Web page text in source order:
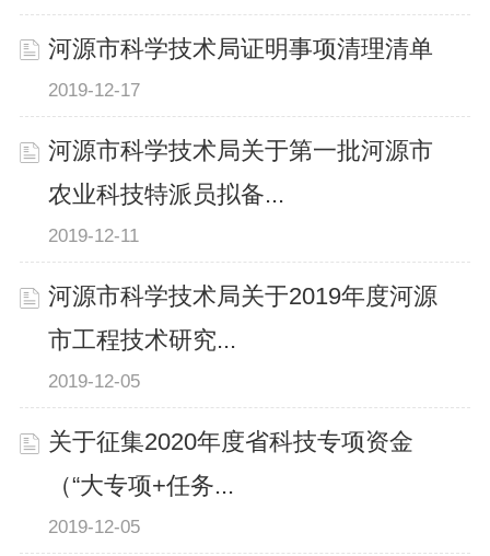
河源市科学技术局证明事项清理清单
2019-12-17
河源市科学技术局关于第一批河源市
农业科技特派员拟备...
2019-12-11
河源市科学技术局关于2019年度河源
市工程技术研究...
2019-12-05
关于征集2020年度省科技专项资金
（“大专项+任务...
2019-12-05